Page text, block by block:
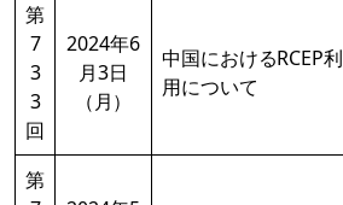
第
7
3
3
回
2024年6
月3日
（月）
中国におけるRCEP利
用について
第